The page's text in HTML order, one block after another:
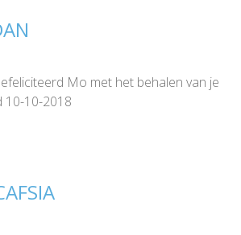
Mo met het behalen van je
10-10-2018